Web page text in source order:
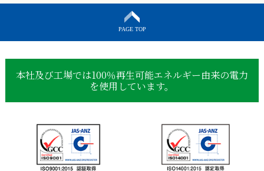
PAGE TOP
本社及び工場では100％再生可能エネルギー由来の電力
を使用しています。